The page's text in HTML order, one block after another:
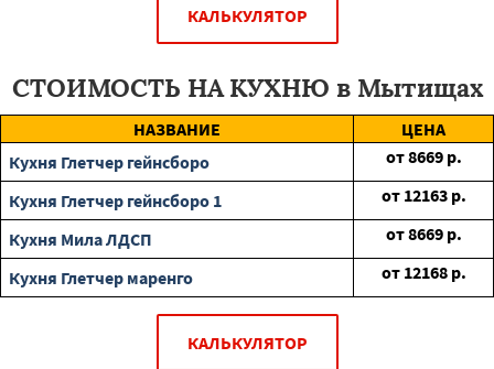
КАЛЬКУЛЯТОР
СТОИМОСТЬ НА КУХНЮ в Мытищах
НАЗВАНИЕ
ЦЕНА
Кухня Глетчер гейнсборо
от8669 р.
Кухня Глетчер гейнсборо 1
от 12163 р.
Кухня Мила ЛДСП
от8669 р.
Кухня Глетчер маренго
от 12168 р.
КАЛЬКУЛЯТОР